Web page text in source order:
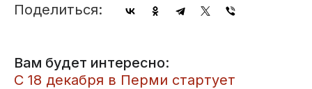
Поделиться:
Вам будет интересно:
С 18 декабря в Перми стартует